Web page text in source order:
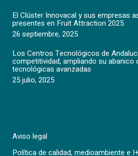
El Clúster Innovacal y sus empresas
presentes en Fruit Attraction 2025
26 septiembre, 2025
Los Centros Tecnológicos de
competitividad, ampliando su abanico
tecnológicas avanzadas
25 julio, 2025
Aviso legal
Política de calidad, medioambiente e